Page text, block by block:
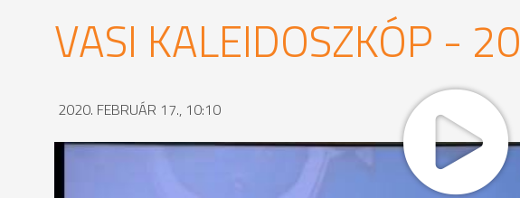
VASI KALEIDOSZKÓP -
2020. FEBRUÁR 17., 10:10